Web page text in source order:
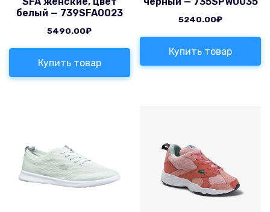
белый — 739SFA0023
5490.00₽
Купить товар
5240.00₽
Купить товар